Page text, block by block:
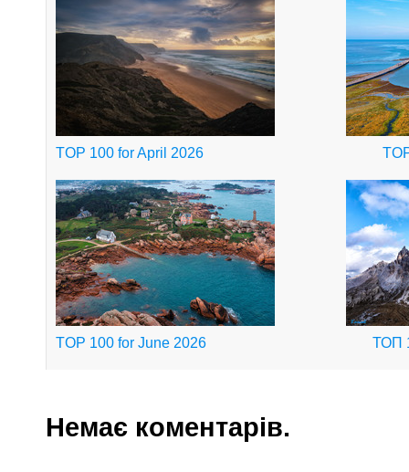
TOP 100 for April 2026
TOP 100 for June 2026 ТОП
Немає коментарів.